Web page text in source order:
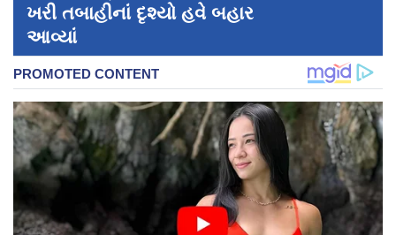
ખરી તબાહીનાં દૃશ્યો હવે બહાર
આવ્યાં